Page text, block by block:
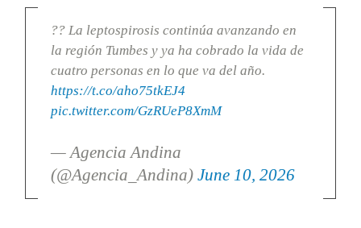
?? La leptospirosis continúa avanzando en
la región Tumbes y ya ha cobrado la vida de
cuatro personas en lo que va del año.
https://t.co/aho75tkEJ4
pic.twitter.com/GzRUeP8XmM
— Agencia Andina
(@Agencia_Andina) June 10, 2026